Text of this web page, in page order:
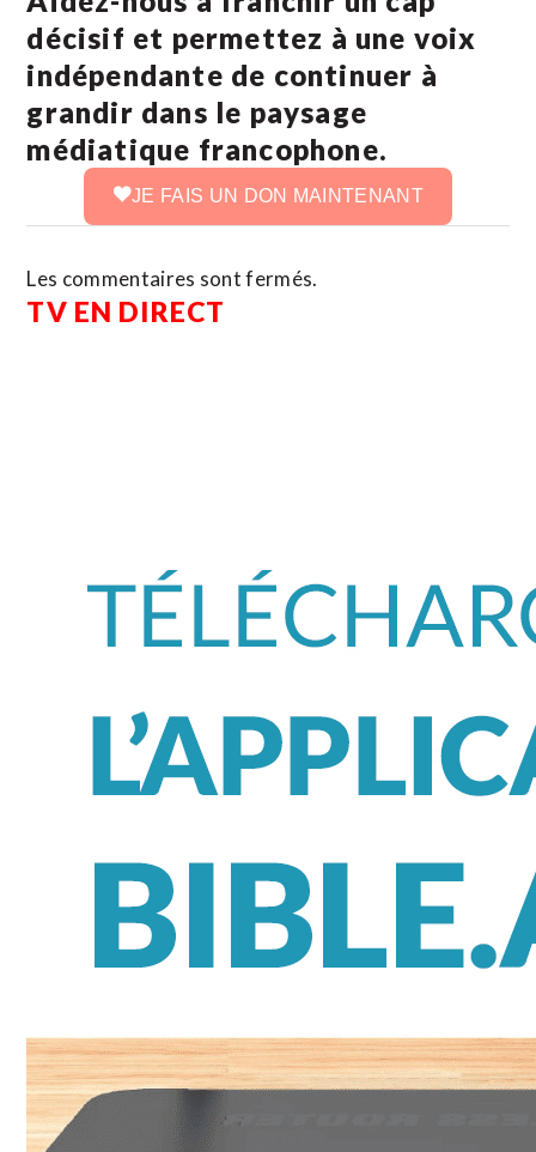
décisif et permettez à une voix
indépendante de continuer à
grandir dans le paysage
médiatique francophone.
JE FAIS UN DON MAINTENANT
Les commentaires sont fermés.
TV EN DIRECT